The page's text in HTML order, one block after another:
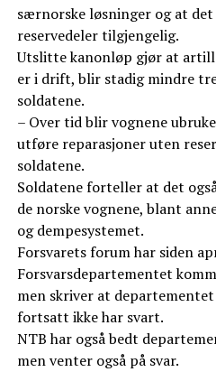
særnorske løsninger og at
reservedeler tilgjengelig.
Utslitte kanonløp gjør at
er i drift, blir stadig mindre
soldatene.
– Over tid blir vognene
utføre reparasjoner uten
soldatene.
Soldatene forteller at det
de norske vognene, blant
og dempesystemet.
Forsvarets forum har siden
Forsvarsdepartementet
men skriver at
fortsatt ikke har svart.
NTB har også bedt
men venter også på svar.